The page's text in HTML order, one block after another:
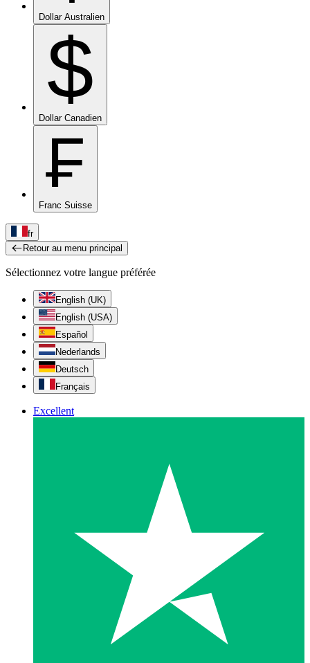
Dollar Australien
$
Dollar Canadien
₣
Franc Suisse
fr
Retour au menu principal
Sélectionnez votre langue préférée
English (UK)
English (USA)
Español
Nederlands
Deutsch
Français
Excellent